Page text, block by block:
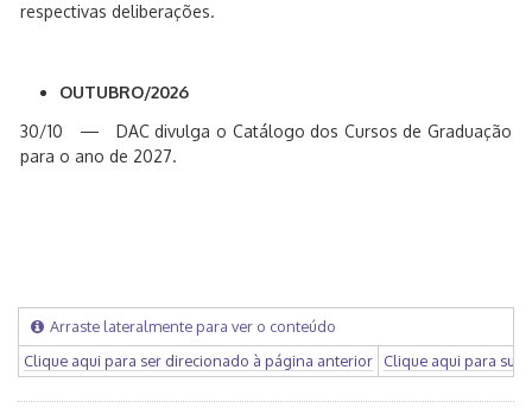
respectivas deliberações.
OUTUBRO/2026
30/10 — DAC divulga o Catálogo dos Cursos de Graduação
para o ano de 2027.
Arraste lateralmente para ver o conteúdo
Clique aqui para ser direcionado à página anterior
Clique aqui para